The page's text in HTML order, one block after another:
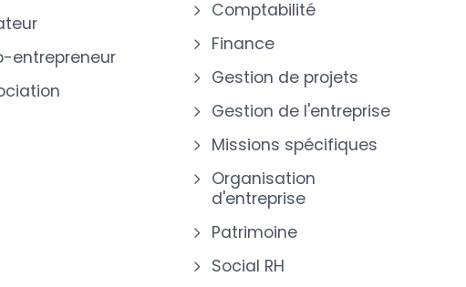
entrepreneur
Comptabilité
Finance
Gestion de projets
Gestion de l'entreprise
Missions spécifiques
Organisation
d'entreprise
Patrimoine
Social RH